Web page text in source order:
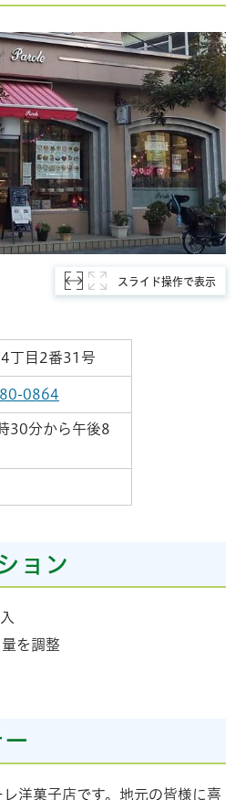
スライド操作で表示
丁目2番31号
0864
30分から午後8
ョン
を調整
洋菓子店です。地元の皆様に喜